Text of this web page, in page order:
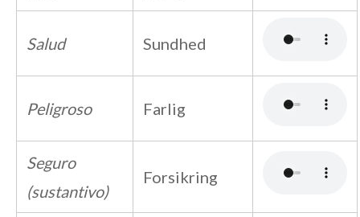
Salud Sundhed
Peligroso Farlig
Seguro
(sustantivo)
Forsikring